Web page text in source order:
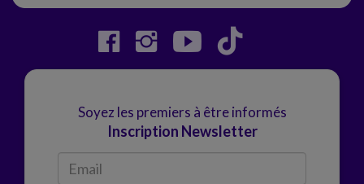
Soyez les premiers à être informés
Inscription Newsletter